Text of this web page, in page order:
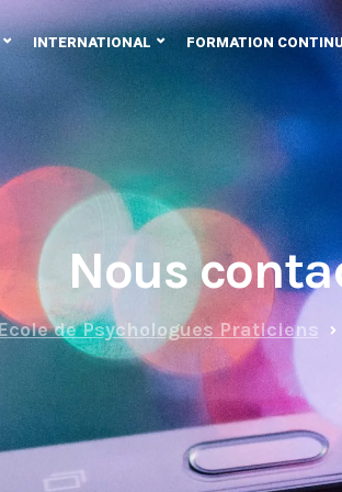
INTERNATIONAL FORMATION
Nous
Ecole de Psychologues Praticiens